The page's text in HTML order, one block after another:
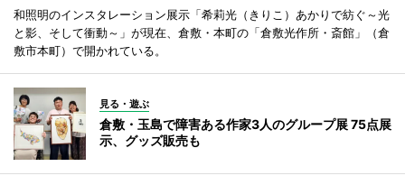
和照明のインスタレーション展示「希莉光（きりこ）あかりで紡ぐ～光
と影、そして衝動～」が現在、倉敷・本町の「倉敷光作所・斎館」（倉
敷市本町）で開かれている。
見る・遊ぶ
倉敷・玉島で障害ある作家3人のグループ展 75点展
示、グッズ販売も